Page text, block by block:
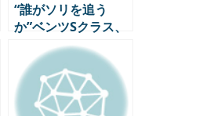
“誰がソリを追う
か”ベンツSクラス、
米国で選ばれた世界
最高の高級セダン